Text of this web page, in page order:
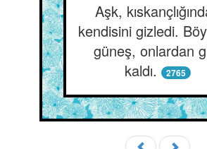
Aşk,
kendisini gizledi.
güneş, onlardan
kaldı.
2765